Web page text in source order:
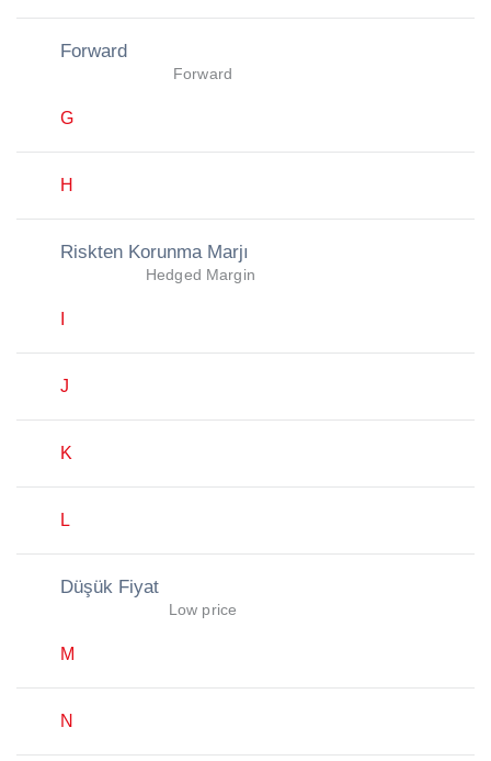
Forward
Forward
G
H
Riskten Korunma Marjı
Hedged Margin
J
K
L
Düşük Fiyat
Low price
M
N